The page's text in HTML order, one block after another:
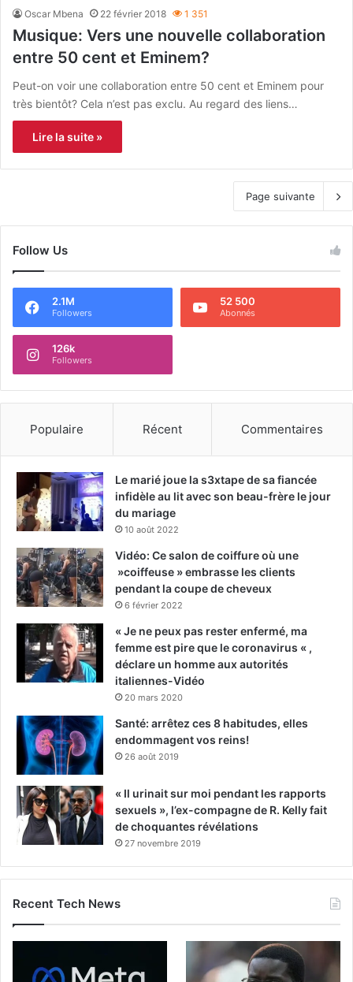
Oscar Mbena 22 février 2018 1 351
Musique: Vers une nouvelle collaboration
entre 50 cent et Eminem?
Peut-on voir une collaboration entre 50 cent et Eminem pour
très bientôt? Cela n’est pas exclu. Au regard des liens…
Lire la suite »
Page suivante
Follow Us
2.1M
Followers
52 500
Abonnés
126k
Followers
Populaire Récent Commentaires
Le marié joue la s3xtape de sa fiancée
infidèle au lit avec son beau-frère le jour
du mariage
10 août 2022
Vidéo: Ce salon de coiffure où une
»coiffeuse » embrasse les clients
pendant la coupe de cheveux
6 février 2022
« Je ne peux pas rester enfermé, ma
femme est pire que le coronavirus « ,
déclare un homme aux autorités
italiennes-Vidéo
20 mars 2020
Santé: arrêtez ces 8 habitudes, elles
endommagent vos reins!
26 août 2019
« Il urinait sur moi pendant les rapports
sexuels », l’ex-compagne de R. Kelly fait
de choquantes révélations
27 novembre 2019
Recent Tech News